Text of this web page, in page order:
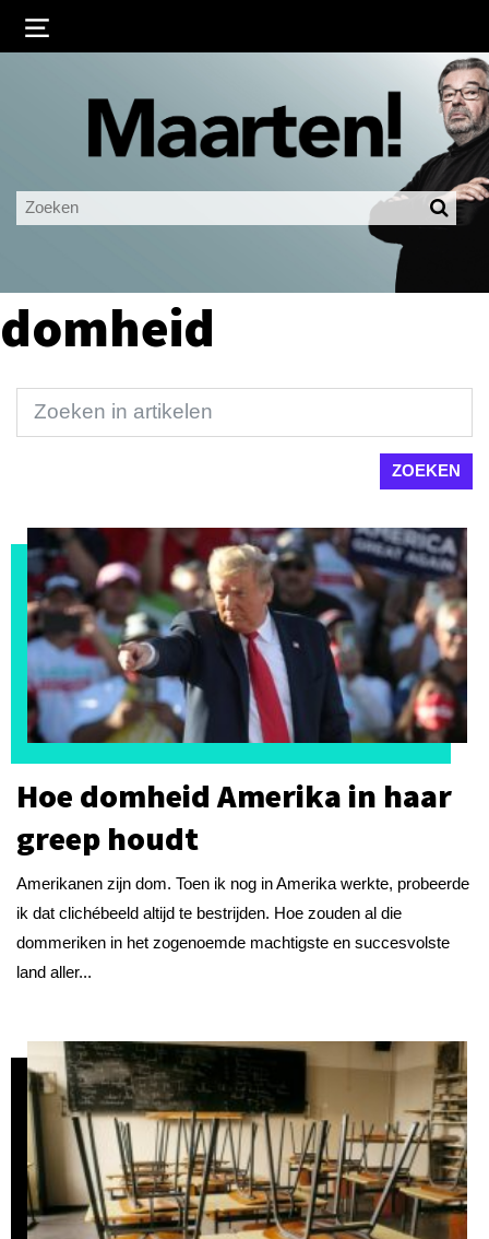
Ingelogd blijven
LOGIN
domheid
Hoe domheid Amerika in haar
greep houdt
Amerikanen zijn dom. Toen ik nog in Amerika werkte, probeerde
ik dat clichébeeld altijd te bestrijden. Hoe zouden al die
dommeriken in het zogenoemde machtigste en succesvolste
land aller...